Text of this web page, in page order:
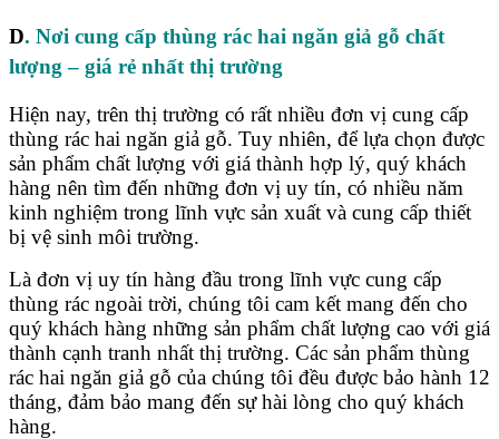
D. Nơi cung cấp thùng rác hai ngăn giả gỗ chất
lượng – giá rẻ nhất thị trường
Hiện nay, trên thị trường có rất nhiều đơn vị cung cấp
thùng rác hai ngăn giả gỗ. Tuy nhiên, để lựa chọn được
sản phẩm chất lượng với giá thành hợp lý, quý khách
hàng nên tìm đến những đơn vị uy tín, có nhiều năm
kinh nghiệm trong lĩnh vực sản xuất và cung cấp thiết
bị vệ sinh môi trường.
Là đơn vị uy tín hàng đầu trong lĩnh vực cung cấp
thùng rác ngoài trời, chúng tôi cam kết mang đến cho
quý khách hàng những sản phẩm chất lượng cao với giá
thành cạnh tranh nhất thị trường. Các sản phẩm thùng
rác hai ngăn giả gỗ của chúng tôi đều được bảo hành 12
tháng, đảm bảo mang đến sự hài lòng cho quý khách
hàng.